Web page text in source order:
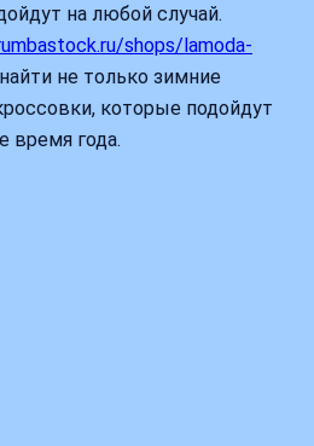
на любой случай.
shops/lamoda-
не только зимние
которые подойдут
время года.